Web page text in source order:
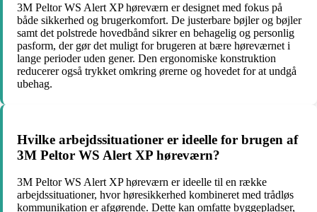
3M Peltor WS Alert XP høreværn er designet med fokus på
både sikkerhed og brugerkomfort. De justerbare bøjler og bøjler
samt det polstrede hovedbånd sikrer en behagelig og personlig
pasform, der gør det muligt for brugeren at bære høreværnet i
lange perioder uden gener. Den ergonomiske konstruktion
reducerer også trykket omkring ørerne og hovedet for at undgå
ubehag.
Hvilke arbejdssituationer er ideelle for brugen af
3M Peltor WS Alert XP høreværn?
3M Peltor WS Alert XP høreværn er ideelle til en række
arbejdssituationer, hvor høresikkerhed kombineret med trådløs
kommunikation er afgørende. Dette kan omfatte byggepladser,